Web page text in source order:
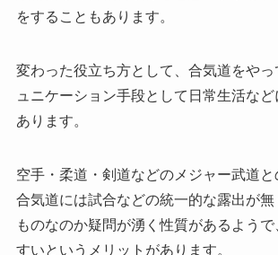
をすることもあります。
変わった役立ち方として、合気道をやっ
ュニケーション手段として日常生活な
あります。
空手・柔道・剣道などのメジャー武道と
合気道には試合などの統一的な露出が
ものなのか疑問が湧く性質があるよう
すいというメリットがあります。